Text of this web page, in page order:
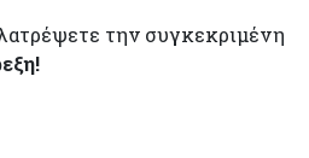
την συγκεκριμένη